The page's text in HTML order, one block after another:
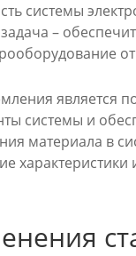
системы
–
является
системы и
материала в